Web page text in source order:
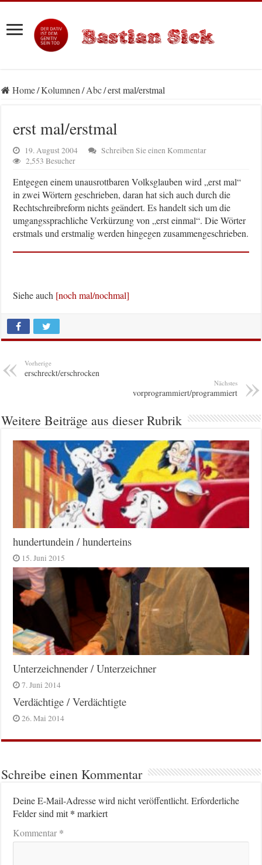
Home/Kolumnen/Abc/erst mal/erstmal
erst mal/erstmal
19. August 2004
Schreiben Sie einen Kommentar
2,553 Besucher
Entgegen einem unausrottbaren Volksglauben wird „erst mal“
in zwei Wörtern geschrieben, daran hat sich auch durch die
Rechtschreibreform nichts geändert. Es handelt sich um die
umgangssprachliche Verkürzung von „erst einmal“. Die Wörter
erstmals und erstmalig werden hingegen zusammengeschrieben.
Siehe auch [noch mal/nochmal]
Vorherige
erschreckt/erschrocken
Nächstes
vorprogrammiert/programmiert
Weitere Beiträge aus dieser Rubrik
hundertundein / hunderteins
15. Juni 2015
Unterzeichnender / Unterzeichner
7. Juni 2014
Verdächtige / Verdächtigte
26. Mai 2014
Schreibe einen Kommentar
Deine E-Mail-Adresse wird nicht veröffentlicht. Erforderliche
Felder sind mit* markiert
Kommentar*